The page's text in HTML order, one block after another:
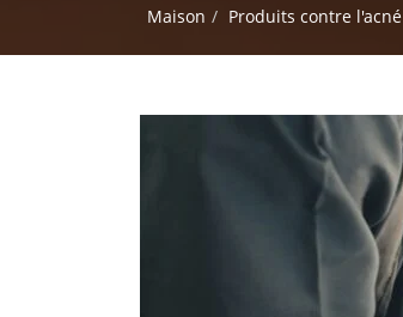
Maison Produits contre l'acné